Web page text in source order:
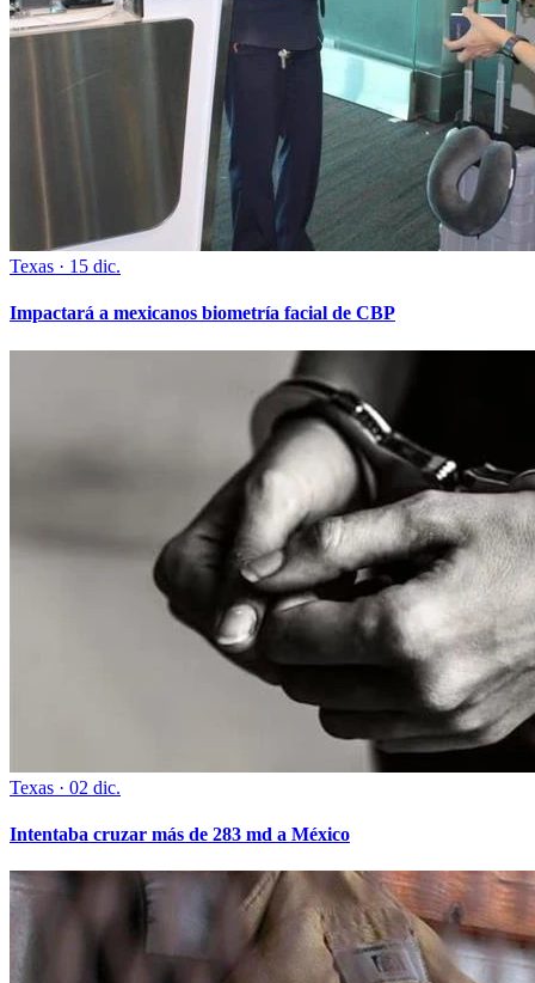
Texas · 15 dic.
Impactará a mexicanos biometría facial de CBP
Texas · 02 dic.
Intentaba cruzar más de 283 md a México